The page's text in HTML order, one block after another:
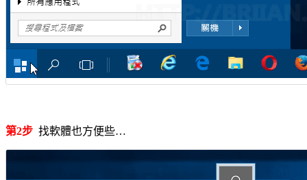
第2步 找軟體也方便些…